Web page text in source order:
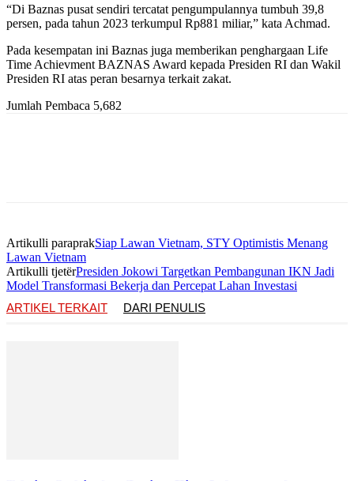
“Di Baznas pusat sendiri tercatat pengumpulannya tumbuh 39,8
persen, pada tahun 2023 terkumpul Rp881 miliar,” kata Achmad.
Pada kesempatan ini Baznas juga memberikan penghargaan Life
Time Achievment BAZNAS Award kepada Presiden RI dan Wakil
Presiden RI atas peran besarnya terkait zakat.
Jumlah Pembaca 5,682
Artikulli paraprakSiap Lawan Vietnam, STY Optimistis Menang
Lawan Vietnam
Artikulli tjetërPresiden Jokowi Targetkan Pembangunan IKN Jadi
Model Transformasi Bekerja dan Percepat Lahan Investasi
ARTIKEL TERKAIT
DARI PENULIS